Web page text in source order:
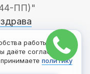
ПП)"
работы.
даёте согласие на
политику